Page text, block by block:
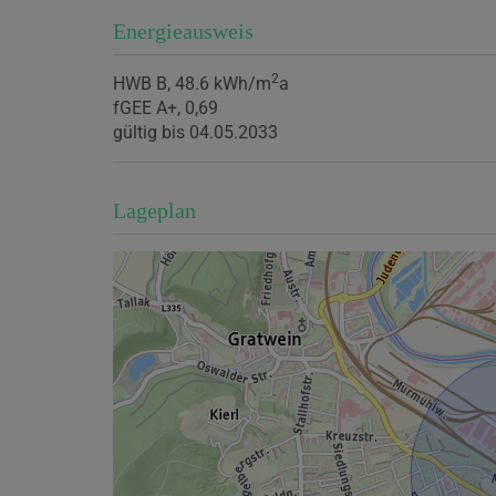
Energieausweis
HWB B, 48.6 kWh/m2a
fGEE A+, 0,69
gültig bis 04.05.2033
Lageplan